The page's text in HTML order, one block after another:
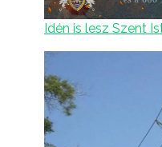
Idén is lesz Szent